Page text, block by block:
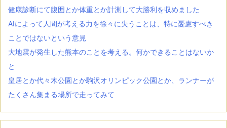
健康診断にて腹囲とか体重とか計測して大勝利を収めました
AIによって人間が考える力を徐々に失うことは、特に憂慮すべき
ことではないという意見
大地震が発生した熊本のことを考える。何かできることはないか
と
皇居とか代々木公園とか駒沢オリンピック公園とか、ランナーが
たくさん集まる場所で走ってみて